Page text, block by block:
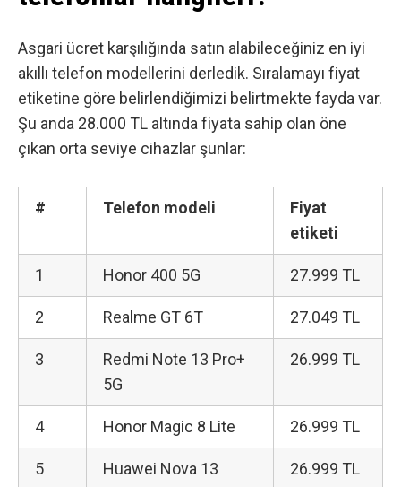
Asgari ücret karşılığında satın alabileceğiniz en iyi
akıllı telefon modellerini derledik. Sıralamayı fiyat
etiketine göre belirlendiğimizi belirtmekte fayda var.
Şu anda 28.000 TL altında fiyata sahip olan öne
çıkan orta seviye cihazlar şunlar:
# Telefon modeli
Fiyat
etiketi
1 Honor 400 5G 27.999 TL
2 Realme GT 6T 27.049 TL
3
Redmi Note 13 Pro+
5G
26.999 TL
4 Honor Magic 8 Lite 26.999 TL
5 Huawei Nova 13 26.999 TL